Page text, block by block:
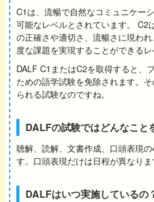
C1は、流暢で自然なコミュニケー
可能なレベルとされています。 C2
の正確さや適切さ、流暢さに現わ
度な課題を実現することができるレ
DALF C1またはC2を取得すると、
ための語学試験を免除されます。
られる試験なのですね。
DALFの試験ではどんなこと
聴解、読解、文書作成、口頭表現
す。口頭表現だけは日程が異なりま
DALFはいつ実施しているの